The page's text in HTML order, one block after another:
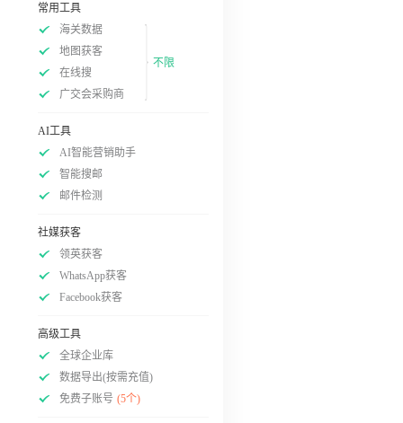
常用工具
海关数据
地图获客
在线搜
广交会采购商
不限
AI工具
AI智能营销助手
智能搜邮
邮件检测
社媒获客
领英获客
WhatsApp获客
Facebook获客
高级工具
全球企业库
数据导出(按需充值)
免费子账号 (5个)